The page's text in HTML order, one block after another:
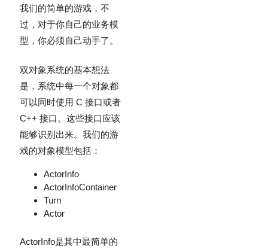
我们的简单的游戏，不
过，对于你自己的业务模
型，你必须自己动手了。
双对象系统的基本想法
是，系统中每一个对象都
可以同时使用 C 接口或者
C++ 接口。这些接口应该
能够识别出来。我们的游
戏的对象模型包括：
ActorInfo
ActorInfoContainer
Turn
Actor
ActorInfo是其中最简单的